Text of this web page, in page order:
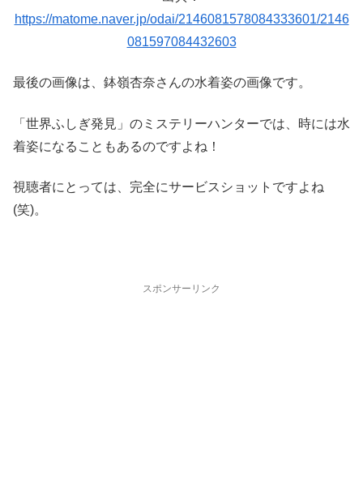
https://matome.naver.jp/odai/2146081578084333601/2146
081597084432603
最後の画像は、鉢嶺杏奈さんの水着姿の画像です。
「世界ふしぎ発見」のミステリーハンターでは、時には水
着姿になることもあるのですよね！
視聴者にとっては、完全にサービスショットですよね
(笑)。
スポンサーリンク